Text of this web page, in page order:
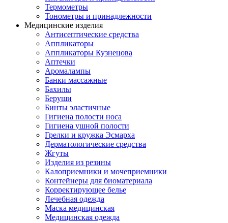
Термометры
Тонометры и принадлежности
Медицинские изделия
Антисептические средства
Аппликаторы
Аппликаторы Кузнецова
Аптечки
Аромалампы
Банки массажные
Бахилы
Беруши
Бинты эластичные
Гигиена полости носа
Гигиена ушной полости
Грелки и кружка Эсмарха
Дерматологические средства
Жгуты
Изделия из резины
Калоприемники и мочеприемники
Контейнеры для биоматериала
Корректирующее белье
Лечебная одежда
Маска медицинская
Медицинская одежда